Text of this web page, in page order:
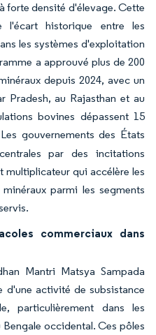
forte densité d'élevage. Cette
l'écart historique entre les
les systèmes d'exploitation
a approuvé plus de 200
depuis 2024, avec un
Pradesh, au Rajasthan et au
bovines dépassent 15
gouvernements des États
par des incitations
multiplicateur qui accélère les
parmi les segments
commerciaux dans
Mantri Matsya Sampada
d'une activité de subsistance
particulièrement dans les
occidental. Ces pôles